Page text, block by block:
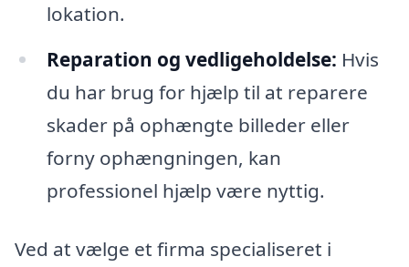
lokation.
Reparation og vedligeholdelse: Hvis
du har brug for hjælp til at reparere
skader på ophængte billeder eller
forny ophængningen, kan
professionel hjælp være nyttig.
Ved at vælge et firma specialiseret i